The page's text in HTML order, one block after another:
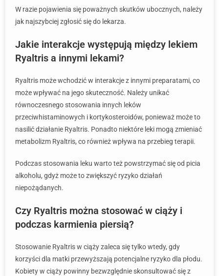
W razie pojawienia się poważnych skutków ubocznych, należy
jak najszybciej zgłosić się do lekarza.
Jakie interakcje występują między lekiem
Ryaltris a innymi lekami?
Ryaltris może wchodzić w interakcje z innymi preparatami, co
może wpływać na jego skuteczność. Należy unikać
równoczesnego stosowania innych leków
przeciwhistaminowych i kortykosteroidów, ponieważ może to
nasilić działanie Ryaltris. Ponadto niektóre leki mogą zmieniać
metabolizm Ryaltris, co również wpływa na przebieg terapii.
Podczas stosowania leku warto też powstrzymać się od picia
alkoholu, gdyż może to zwiększyć ryzyko działań
niepożądanych.
Czy Ryaltris można stosować w ciąży i
podczas karmienia piersią?
Stosowanie Ryaltris w ciąży zaleca się tylko wtedy, gdy
korzyści dla matki przewyższają potencjalne ryzyko dla płodu.
Kobiety w ciąży powinny bezwzględnie skonsultować się z